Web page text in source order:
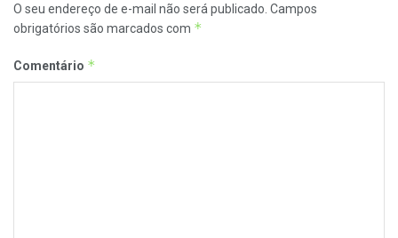
O seu endereço de e-mail não será publicado. Campos
obrigatórios são marcados com *
Comentário *